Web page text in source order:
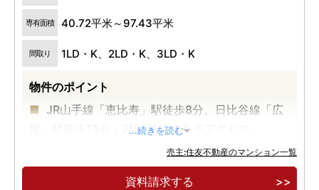
専有面積 40.72平米～97.43平米
間取り 1LD・K、2LD・K、3LD・K
物件のポイント
JR山手線「恵比寿」駅徒歩8分、日比谷線「広
尾」駅徒歩13分・2駅5路線マルチアクセス。
JR山手線の内側立地・恵比寿駅エリア最大・地
上 23 階建全310邸の大規模制震タワーマ ンショ
...続きを読む
売主:住友不動産のマンション一覧
資料請求する